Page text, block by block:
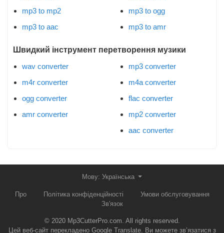
mp3 to mp2
mp3 to aac
mp3 to ogg
mp3 to amr
Швидкий інструмент перетворення музики
wav converter
m4r converter
ogg converter
amr converter
mp3 converter
m4a converter
flac converter
mp2 converter
aac converter
Мову: Українська‬
Про Політика конфіденційності
Умови обслуговування
Зв'язок
© 2020 Mp3CutterPro.com. All rights reserved.
Цей веб-сайт перекладено Google Translate. Ви можете зв’язатися з